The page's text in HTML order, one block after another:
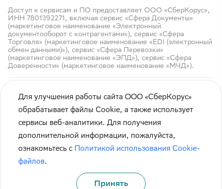
Доступ к сервисам и ПО предоставляет ООО «СберКорус»,
ИНН 7801392271, включая сервис «Сфера Документы»
(маркетинговое наименование «Электронный
документооборот с контрагентами»), сервис «Сфера
Торговля» (маркетинговое наименование «EDI (электронный
обмен данными)»), сервис «Сфера Перевозки»
(маркетинговое наименование «ЭПД»), сервис «Сфера
Доверенности» (маркетинговое наименование «МЧД»).
© СберКорус 2004-2026
Кибербезопасность
Правила использования сайта
Карта сайта
Для улучшения работы сайта ООО «СберКорус»
обрабатывает файлы Cookie, а также использует
сервисы веб-аналитики. Для получения
дополнительной информации, пожалуйста,
ознакомьтесь с Политикой использования Cookie-
файлов.
Принять